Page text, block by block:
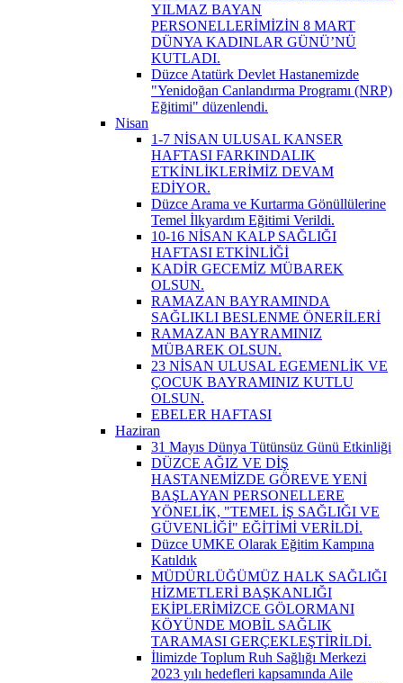
YILMAZ BAYAN
PERSONELLERİMİZİN 8 MART
DÜNYA KADINLAR GÜNÜ’NÜ
KUTLADI.
Düzce Atatürk Devlet Hastanemizde
"Yenidoğan Canlandırma Programı (NRP)
Eğitimi" düzenlendi.
Nisan
1-7 NİSAN ULUSAL KANSER
HAFTASI FARKINDALIK
ETKİNLİKLERİMİZ DEVAM
EDİYOR.
Düzce Arama ve Kurtarma Gönüllülerine
Temel İlkyardım Eğitimi Verildi.
10-16 NİSAN KALP SAĞLIĞI
HAFTASI ETKİNLİĞİ
KADİR GECEMİZ MÜBAREK
OLSUN.
RAMAZAN BAYRAMINDA
SAĞLIKLI BESLENME ÖNERİLERİ
RAMAZAN BAYRAMINIZ
MÜBAREK OLSUN.
23 NİSAN ULUSAL EGEMENLİK VE
ÇOCUK BAYRAMINIZ KUTLU
OLSUN.
EBELER HAFTASI
Haziran
31 Mayıs Dünya Tütünsüz Günü Etkinliği
DÜZCE AĞIZ VE DİŞ
HASTANEMİZDE GÖREVE YENİ
BAŞLAYAN PERSONELLERE
YÖNELİK, "TEMEL İŞ SAĞLIĞI VE
GÜVENLİĞİ" EĞİTİMİ VERİLDİ.
Düzce UMKE Olarak Eğitim Kampına
Katıldık
MÜDÜRLÜĞÜMÜZ HALK SAĞLIĞI
HİZMETLERİ BAŞKANLIĞI
EKİPLERİMİZCE GÖLORMANI
KÖYÜNDE MOBİL SAĞLIK
TARAMASI GERÇEKLEŞTİRİLDİ.
İlimizde Toplum Ruh Sağlığı Merkezi
2023 yılı hedefleri kapsamında Aile